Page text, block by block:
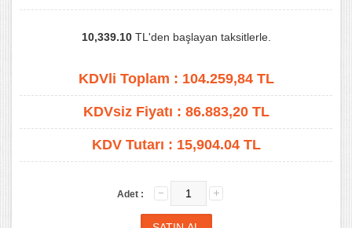
10,339.10TL'den başlayan taksitlerle.
KDVli Toplam : 104.259,84TL
KDVsiz Fiyatı : 86.883,20TL
KDV Tutarı : 15,904.04 TL
Adet :